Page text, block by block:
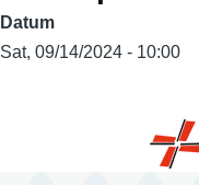
Datum
Sat, 09/14/2024 - 10:00